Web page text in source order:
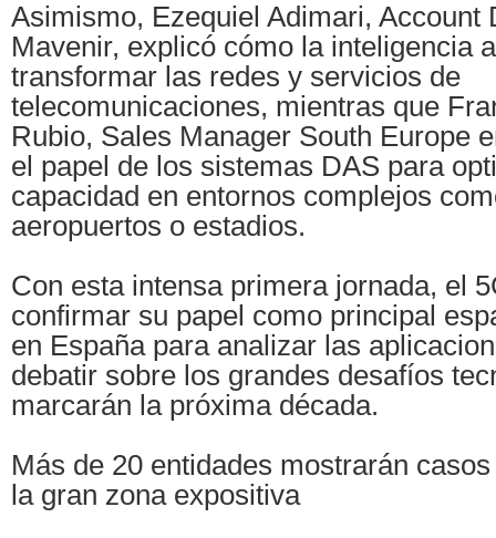
Asimismo, Ezequiel Adimari, Account
Mavenir, explicó cómo la inteligencia
transformar las redes y servicios de
telecomunicaciones, mientras que
Rubio, Sales Manager South Europe
el papel de los sistemas DAS para
capacidad en entornos complejos
aeropuertos o estadios.
Con esta intensa primera jornada, el
confirmar su papel como principal
en España para analizar las
debatir sobre los grandes desafíos
marcarán la próxima década.
Más de 20 entidades mostrarán
la gran zona expositiva